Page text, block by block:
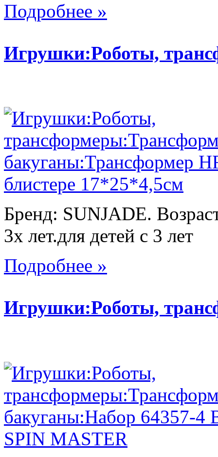
Подробнее »
Игрушки:Роботы,
Бренд: SUNJADE.
3х лет.для детей с 3 лет
Подробнее »
Игрушки:Роботы,